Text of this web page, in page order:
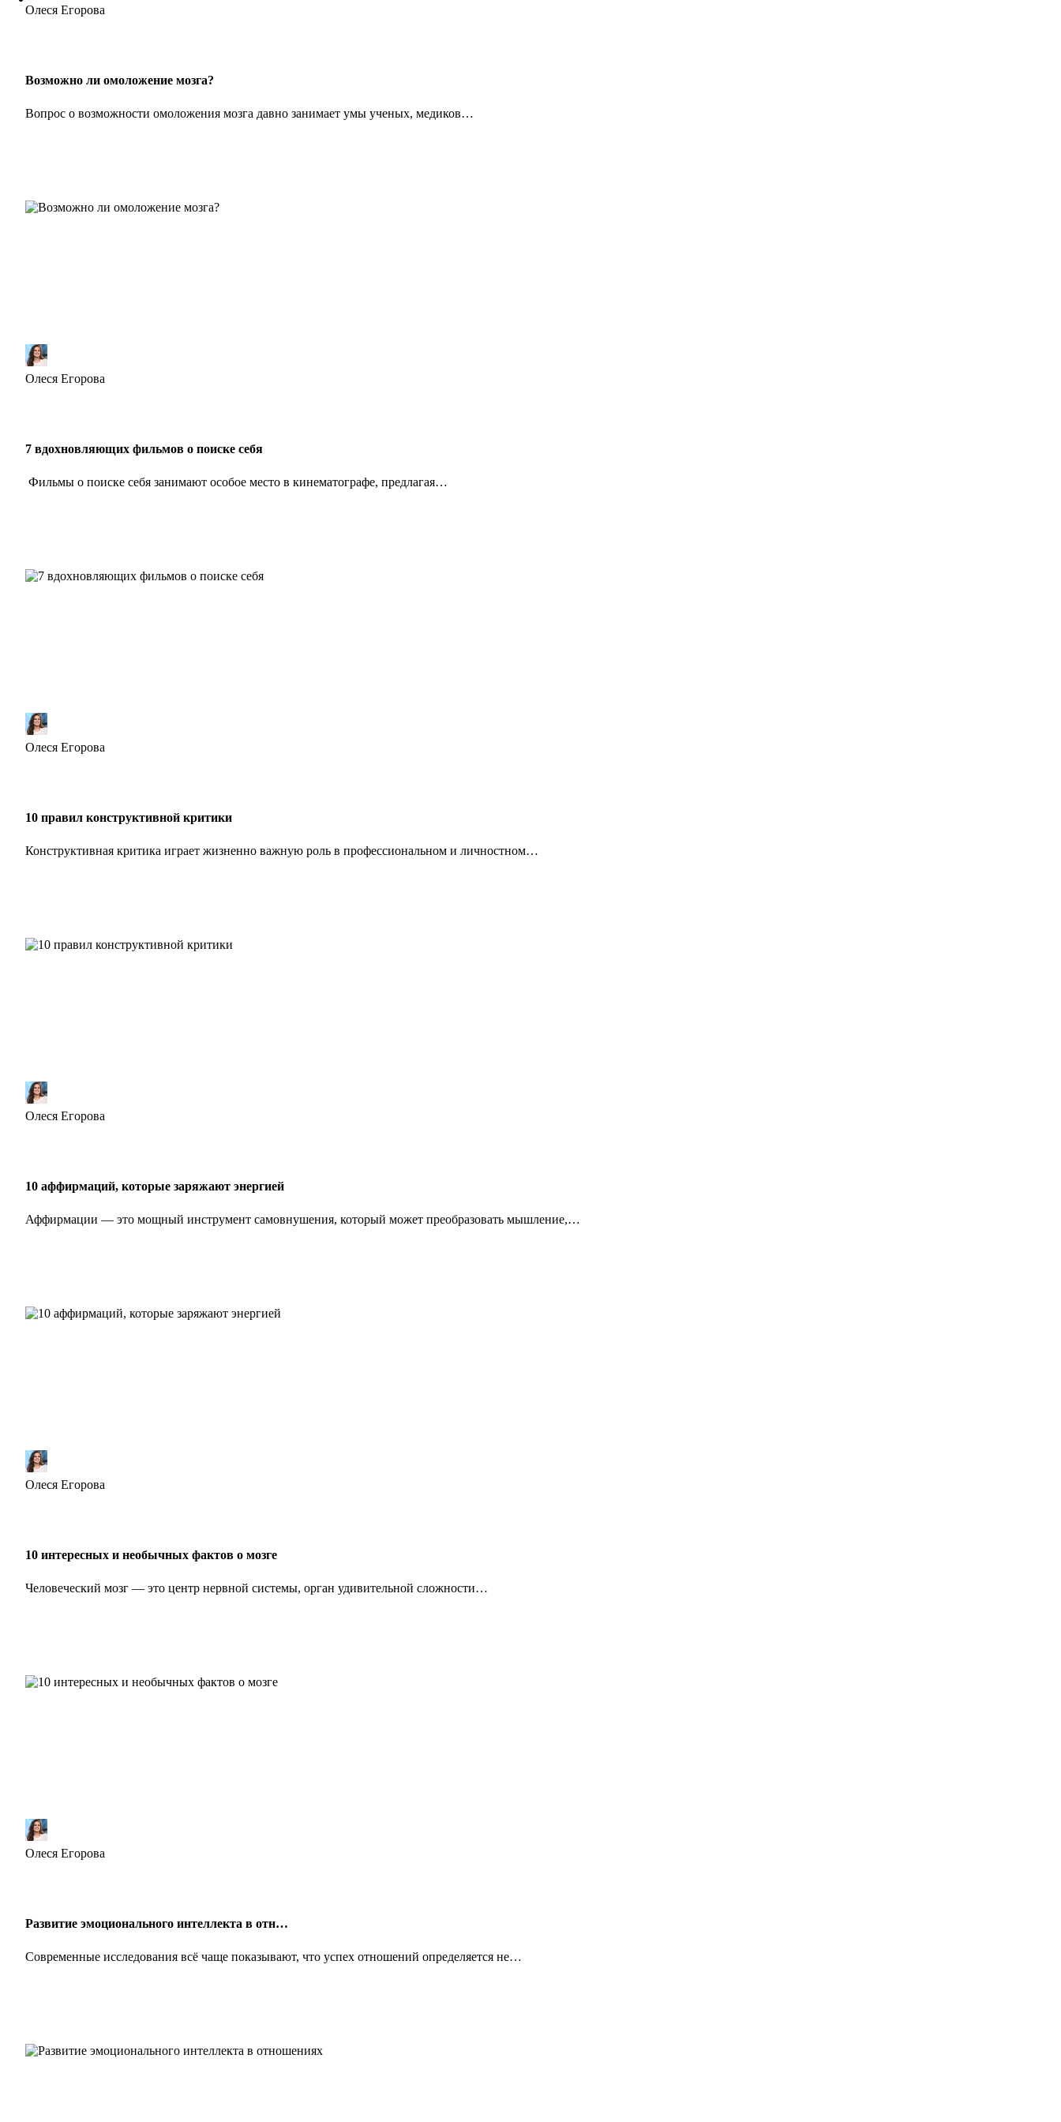
Олеся Егорова
Возможно ли омоложение мозга?
Вопрос о возможности омоложения мозга давно занимает умы ученых, медиков…
Олеся Егорова
7 вдохновляющих фильмов о поиске себя
Фильмы о поиске себя занимают особое место в кинематографе, предлагая…
Олеся Егорова
10 правил конструктивной критики
Конструктивная критика играет жизненно важную роль в профессиональном и личностном…
Олеся Егорова
10 аффирмаций, которые заряжают энергией
Аффирмации — это мощный инструмент самовнушения, который может преобразовать мышление,…
Олеся Егорова
10 интересных и необычных фактов о мозге
Человеческий мозг — это центр нервной системы, орган удивительной сложности…
Олеся Егорова
Развитие эмоционального интеллекта в отн…
Современные исследования всё чаще показывают, что успех отношений определяется не…